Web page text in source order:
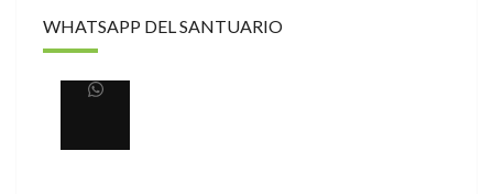
WHATSAPP DEL SANTUARIO